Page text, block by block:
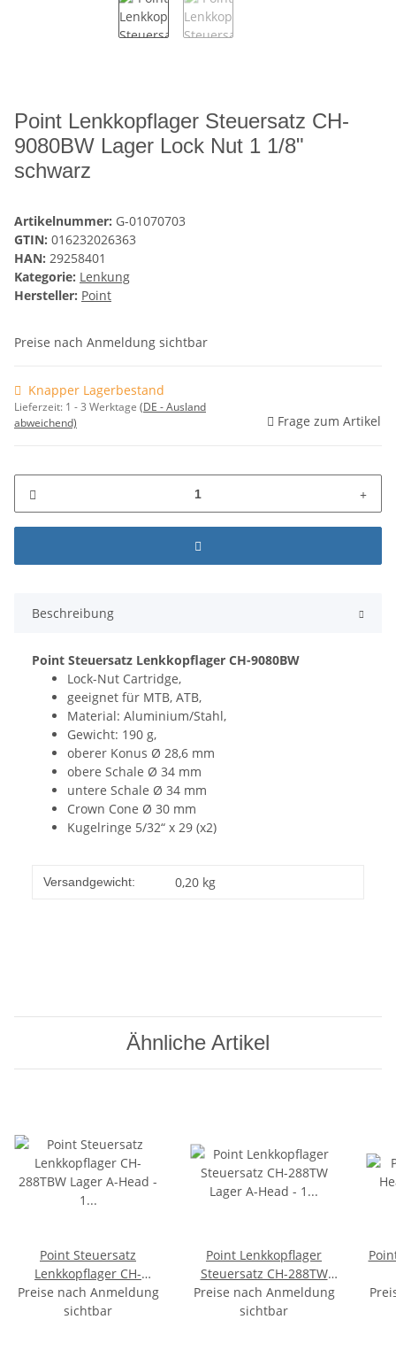
Point Lenkkopflager Steuersatz CH-
9080BW Lager Lock Nut 1 1/8"
schwarz
Artikelnummer: G-01070703
GTIN: 016232026363
HAN: 29258401
Kategorie: Lenkung
Hersteller: Point
Preise nach Anmeldung sichtbar
Knapper Lagerbestand
Lieferzeit: 1 - 3 Werktage (DE - Ausland
abweichend)
Frage zum Artikel
Beschreibung
Point Steuersatz Lenkkopflager CH-9080BW
Lock-Nut Cartridge,
geeignet für MTB, ATB,
Material: Aluminium/Stahl,
Gewicht: 190 g,
oberer Konus Ø 28,6 mm
obere Schale Ø 34 mm
untere Schale Ø 34 mm
Crown Cone Ø 30 mm
Kugelringe 5/32“ x 29 (x2)
Versandgewicht: 0,20 kg
Ähnliche Artikel
Point Steuersatz
Lenkkopflager CH-
288TBW Lager A-Head -
1 1/8" schwarz
Preise nach Anmeldung
sichtbar
Point Lenkkopflager
Steuersatz CH-288TW
Lager A-Head - 1 1/8"
Silber
Preise nach Anmeldung
sichtbar